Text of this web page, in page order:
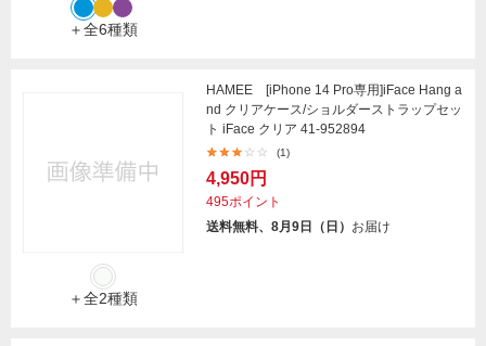
＋全6種類
＋全2種類
HAMEE [iPhone 14 Pro専用]iFace Hang a
nd クリアケース/ショルダーストラップセッ
ト iFace クリア 41-952894
(1)
4,950円
495ポイント
送料無料、8月9日（日） お届け